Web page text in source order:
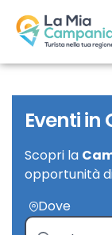
Eventi
Scopri la
opportunità
Dove